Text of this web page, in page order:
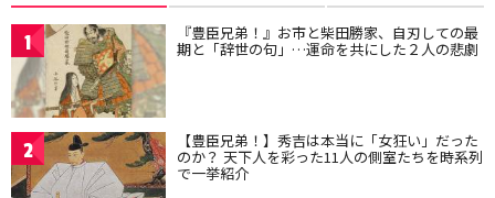
1 『豊臣兄弟！』お市と柴田勝家、自刃しての最
期と「辞世の句」…運命を共にした２人の悲劇
2 【豊臣兄弟！】秀吉は本当に「女狂い」だった
のか？ 天下人を彩った11人の側室たちを時系列
で一挙紹介